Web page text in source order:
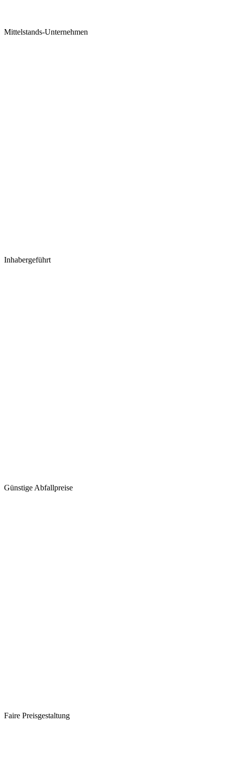
Mittelstands-Unternehmen
Inhabergeführt
Günstige Abfallpreise
Faire Preisgestaltung